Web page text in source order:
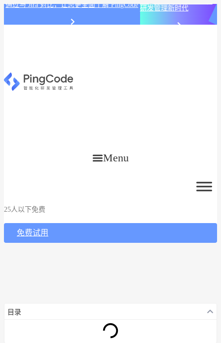
通过与 Jira 对比，让您更全面了解 PingCode 研发管理新时代
Menu
25人以下免费
免费试用
目录